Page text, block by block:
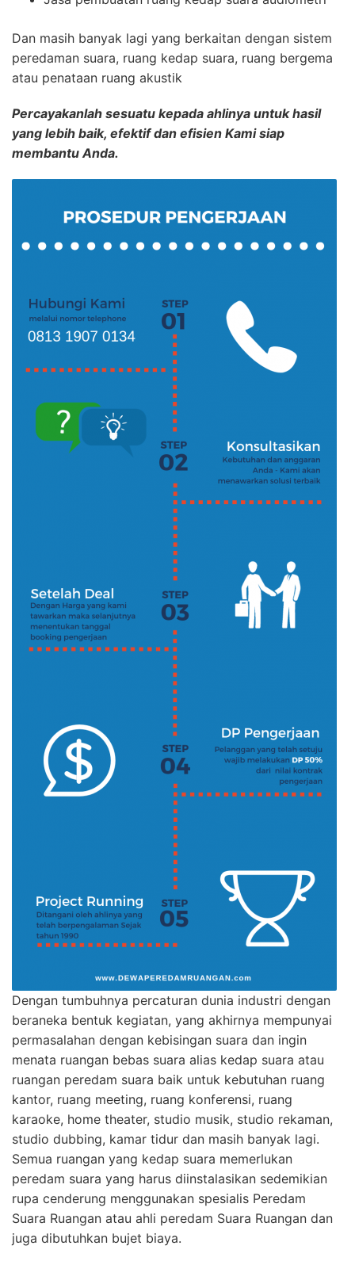
Dan masih banyak lagi yang berkaitan dengan sistem
peredaman suara, ruang kedap suara, ruang bergema
atau penataan ruang akustik
Percayakanlah sesuatu kepada ahlinya untuk hasil
yang lebih baik, efektif dan efisien Kami siap
membantu Anda.
Dengan tumbuhnya percaturan dunia industri dengan
beraneka bentuk kegiatan, yang akhirnya mempunyai
permasalahan dengan kebisingan suara dan ingin
menata ruangan bebas suara alias kedap suara atau
ruangan peredam suara baik untuk kebutuhan ruang
kantor, ruang meeting, ruang konferensi, ruang
karaoke, home theater, studio musik, studio rekaman,
studio dubbing, kamar tidur dan masih banyak lagi.
Semua ruangan yang kedap suara memerlukan
peredam suara yang harus diinstalasikan sedemikian
rupa cenderung menggunakan spesialis Peredam
Suara Ruangan atau ahli peredam Suara Ruangan dan
juga dibutuhkan bujet biaya.